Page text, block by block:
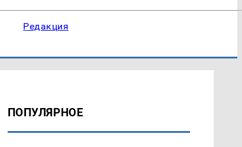
Редакция
ПОПУЛЯРНОЕ